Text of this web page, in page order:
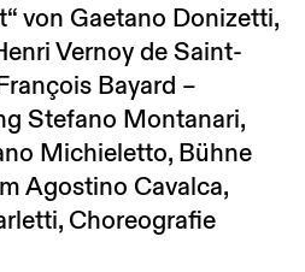
von Gaetano Donizetti,
Vernoy de Saint-
Bayard –
Stefano Montanari,
Michieletto, Bühne
Agostino Cavalca,
Choreografie